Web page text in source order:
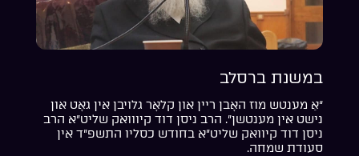
במשנת ברסלב
“אַ מענטש מוז האָבן ריין און קלאָר גלויבן אין גאָט און
נישט אין מענטשן”. הרב ניסן דוד קיווואק שליט”א הרב
ניסן דוד קיוואק שליט”א בחודש כסליו התשפ”ד אין
סעודת שמחה.